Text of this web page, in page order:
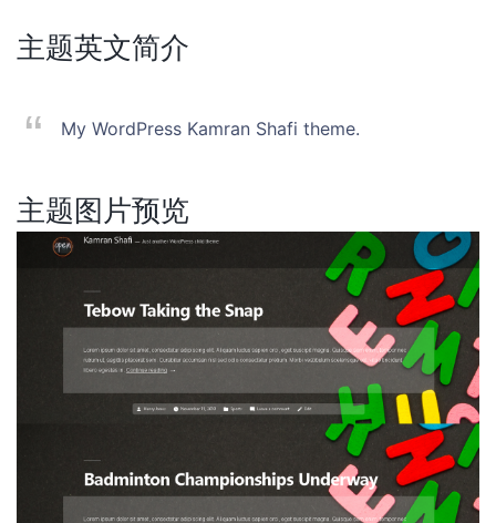
主题英文简介
My WordPress Kamran Shafi theme.
主题图片预览